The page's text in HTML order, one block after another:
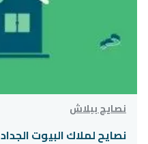
نصايح ببلاش
نصايح لملاك البيوت الجداد